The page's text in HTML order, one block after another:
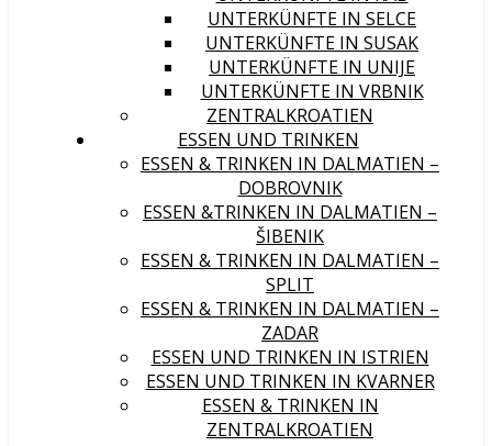
UNTERKÜNFTE IN SELCE
UNTERKÜNFTE IN SUSAK
UNTERKÜNFTE IN UNIJE
UNTERKÜNFTE IN VRBNIK
ZENTRALKROATIEN
ESSEN UND TRINKEN
ESSEN & TRINKEN IN DALMATIEN –
DOBROVNIK
ESSEN &TRINKEN IN DALMATIEN –
ŠIBENIK
ESSEN & TRINKEN IN DALMATIEN –
SPLIT
ESSEN & TRINKEN IN DALMATIEN –
ZADAR
ESSEN UND TRINKEN IN ISTRIEN
ESSEN UND TRINKEN IN KVARNER
ESSEN & TRINKEN IN
ZENTRALKROATIEN